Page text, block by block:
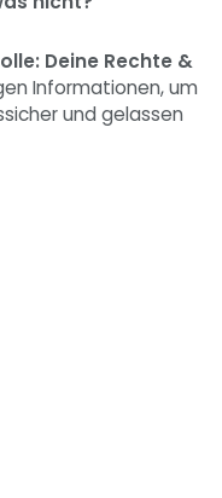
Deine Rechte &
Informationen, um
und gelassen